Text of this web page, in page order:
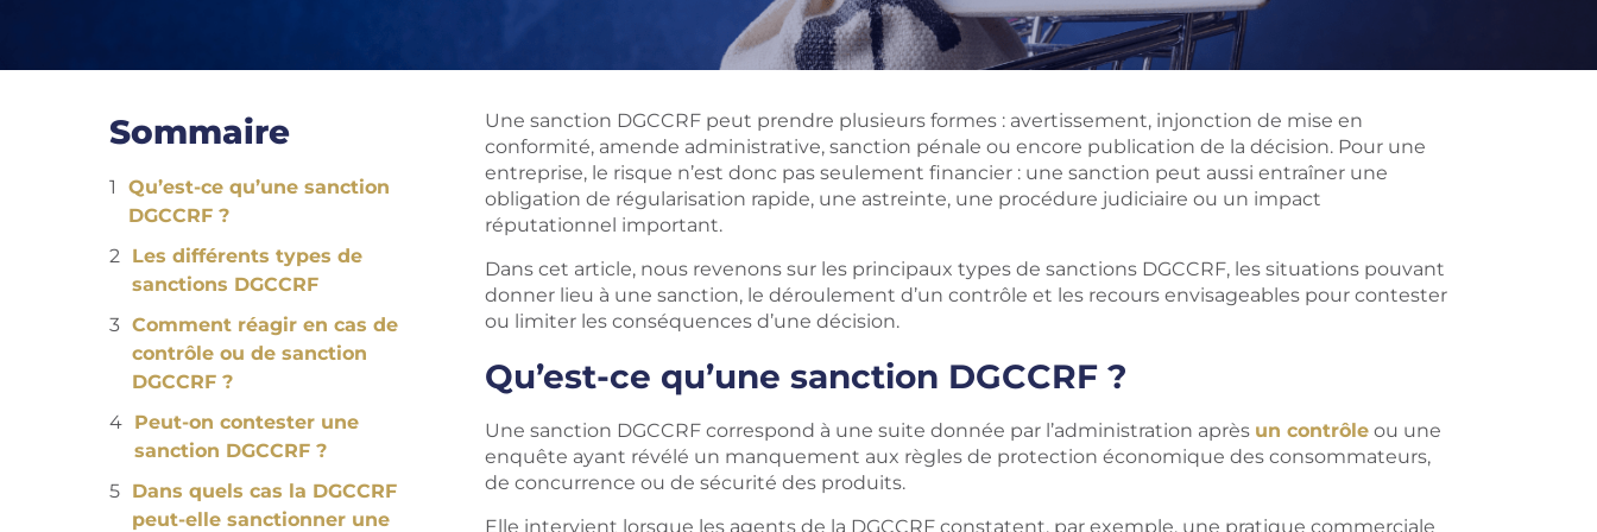
Sommaire
Qu’est-ce qu’une sanction
DGCCRF ?
Les différents types de
sanctions DGCCRF
Comment réagir en cas de
contrôle ou de sanction
DGCCRF ?
Peut-on contester une
sanction DGCCRF ?
Dans quels cas la DGCCRF
peut-elle sanctionner une
Une sanction DGCCRF peut prendre plusieurs formes : avertissement, injonction de mise en
conformité, amende administrative, sanction pénale ou encore publication de la décision. Pour une
entreprise, le risque n’est donc pas seulement financier : une sanction peut aussi entraîner une
obligation de régularisation rapide, une astreinte, une procédure judiciaire ou un impact
réputationnel important.
Dans cet article, nous revenons sur les principaux types de sanctions DGCCRF, les situations pouvant
donner lieu à une sanction, le déroulement d’un contrôle et les recours envisageables pour contester
ou limiter les conséquences d’une décision.
Qu’est-ce qu’une sanction DGCCRF ?
Une sanction DGCCRF correspond à une suite donnée par l’administration après un contrôle ou une
enquête ayant révélé un manquement aux règles de protection économique des consommateurs,
de concurrence ou de sécurité des produits.
Elle intervient lorsque les agents de la DGCCRF constatent, par exemple, une pratique commerciale